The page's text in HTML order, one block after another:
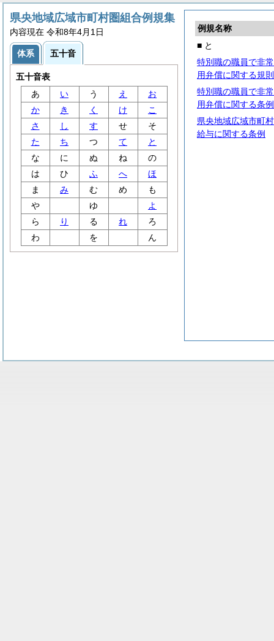
例規名称
■ と
特別職の職員で非
用弁償に関する規則
特別職の職員で非
用弁償に関する条例
県央地域広域市町
給与に関する条例
県央地域広域市町村圏組合例規集
内容現在 令和8年4月1日
体系 五十音
五十音表
あ
い う え
お
か
き く け
こ
さ
し す せ
そ
た
ち つ て
と
な
に ぬ ね
の
は
ひ ふ へ
ほ
ま
み む め
も
や
ゆ
よ
ら
り る れ
ろ
わ
を ん